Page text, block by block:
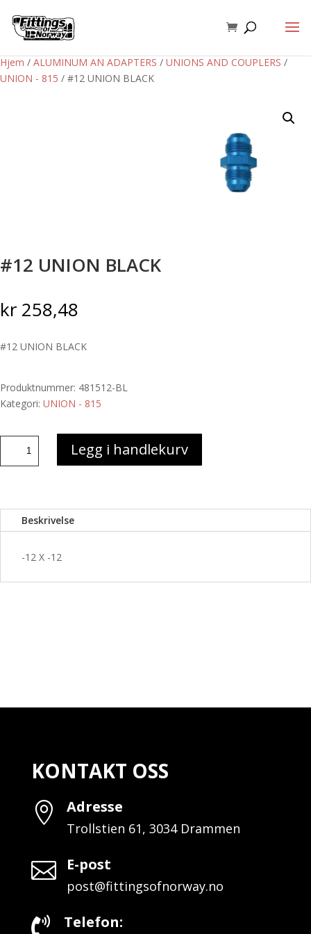
Hjem / ALUMINUM AN ADAPTERS / UNIONS AND COUPLERS /
UNION - 815 / #12 UNION BLACK
#12 UNION BLACK
kr 258,48
#12 UNION BLACK
Produktnummer: 481512-BL
Kategori: UNION - 815
#12
UNION
Legg i handlekurv
Beskrivelse
-12 X -12
KONTAKT OSS
 Adresse
Trollstien 61, 3034 Drammen
 E-post
post@fittingsofnorway.no
 Telefon: